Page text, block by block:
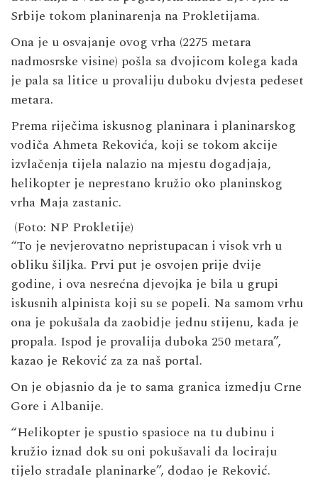
Srbije tokom planinarenja na Prokletijama.
Ona je u osvajanje ovog vrha (2275 metara
nadmosrske visine) pošla sa dvojicom kolega kada
je pala sa litice u provaliju duboku dvjesta pedeset
metara.
Prema riječima iskusnog planinara i planinarskog
vodiča Ahmeta Rekovića, koji se tokom akcije
izvlačenja tijela nalazio na mjestu dogadjaja,
helikopter je neprestano kružio oko planinskog
vrha Maja zastanic.
(Foto: NP Prokletije)
“To je nevjerovatno nepristupacan i visok vrh u
obliku šiljka. Prvi put je osvojen prije dvije
godine, i ova nesrećna djevojka je bila u grupi
iskusnih alpinista koji su se popeli. Na samom vrhu
ona je pokušala da zaobidje jednu stijenu, kada je
propala. Ispod je provalija duboka 250 metara”,
kazao je Reković za za naš portal.
On je objasnio da je to sama granica izmedju Crne
Gore i Albanije.
“Helikopter je spustio spasioce na tu dubinu i
kružio iznad dok su oni pokušavali da lociraju
tijelo stradale planinarke”, dodao je Reković.